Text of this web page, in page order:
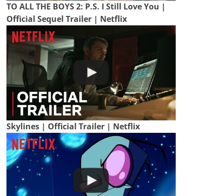
TO ALL THE BOYS 2: P.S. I Still Love You |
Official Sequel Trailer | Netflix
Skylines | Official Trailer | Netflix